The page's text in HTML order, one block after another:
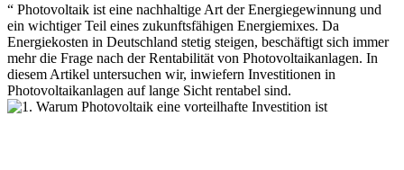
“ Photovoltaik ist eine nachhaltige Art der Energiegewinnung und
ein wichtiger Teil eines zukunftsfähigen Energiemixes. Da
Energiekosten in Deutschland stetig steigen, beschäftigt sich immer
mehr die Frage nach der Rentabilität von Photovoltaikanlagen. In
diesem Artikel untersuchen wir, inwiefern Investitionen in
Photovoltaikanlagen auf lange Sicht rentabel sind.